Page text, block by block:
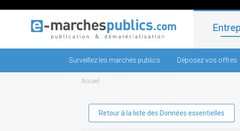
Surveillez les marchés publics Déposez vos offres
Accueil
Retour à la liste des Données essentielles